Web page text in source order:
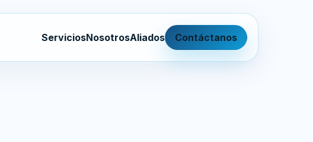
ServiciosNosotrosAliados Contáctanos